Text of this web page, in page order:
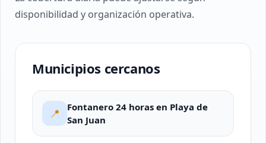
disponibilidad y organización operativa.
Municipios cercanos
📍
Fontanero 24 horas en Playa de
San Juan